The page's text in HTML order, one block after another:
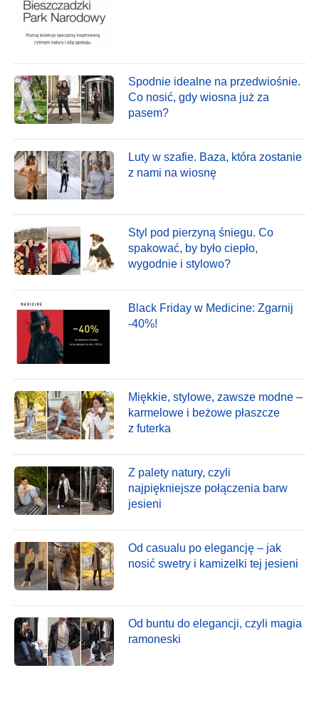
Spodnie idealne na przedwiośnie.
Co nosić, gdy wiosna już za
pasem?
Luty w szafie. Baza, która zostanie
z nami na wiosnę
Styl pod pierzyną śniegu. Co
spakować, by było ciepło,
wygodnie i stylowo?
Black Friday w Medicine: Zgarnij
-40%!
Miękkie, stylowe, zawsze modne –
karmelowe i beżowe płaszcze
z futerka
Z palety natury, czyli
najpiękniejsze połączenia barw
jesieni
Od casualu po elegancję – jak
nosić swetry i kamizelki tej jesieni
Od buntu do elegancji, czyli magia
ramoneski